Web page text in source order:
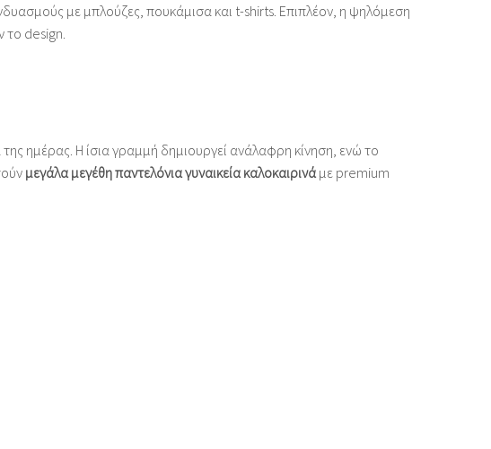
με μπλούζες, πουκάμισα και t‑shirts. Επιπλέον, η ψηλόμεση
το design.
ημέρας. Η ίσια γραμμή δημιουργεί ανάλαφρη κίνηση, ενώ το
μεγάλα μεγέθη παντελόνια γυναικεία καλοκαιρινάμε premium